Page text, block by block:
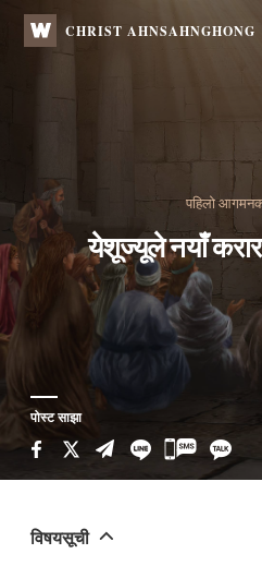
WATVCHRIST AHNSAHNGHONG
पहिलो
येशूज्यूले नयाँ करार
पोस्ट साझा
카
카
विषयसूची